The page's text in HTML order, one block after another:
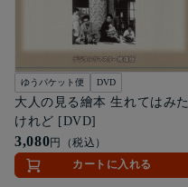
ゆうパケット便 DVD
大人の見る繪本 生れてはみた
けれど [DVD]
3,080円（税込）
カートに入れる